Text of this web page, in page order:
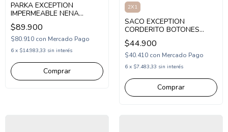
PARKA EXCEPTION
IMPERMEABLE NENA
(EX26MOPT6)
$89.900
$80.910 con Mercado Pago
6 x $14.983,33 sin interés
Comprar
2X1
SACO EXCEPTION
CORDERITO BOTONES
NENA (EX26MAS08)
$44.900
$40.410 con Mercado Pago
6 x $7.483,33 sin interés
Comprar